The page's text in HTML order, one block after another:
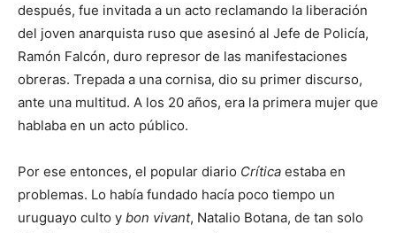
después, fue invitada a un acto reclamando la liberación
del joven anarquista ruso que asesinó al Jefe de Policía,
Ramón Falcón, duro represor de las manifestaciones
obreras. Trepada a una cornisa, dio su primer discurso,
ante una multitud. A los 20 años, era la primera mujer que
hablaba en un acto público.
Por ese entonces, el popular diario Crítica estaba en
problemas. Lo había fundado hacía poco tiempo un
uruguayo culto y bon vivant, Natalio Botana, de tan solo